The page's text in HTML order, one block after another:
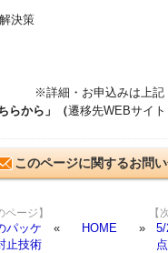
決策
※詳細・お申込みは上記
らから」（遷移先WEBサイト
このページに関するお問
ページ】
パッケ
止技術
HOME
【